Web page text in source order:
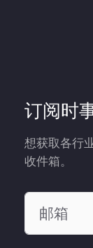
订阅时
想获取各行
收件箱。